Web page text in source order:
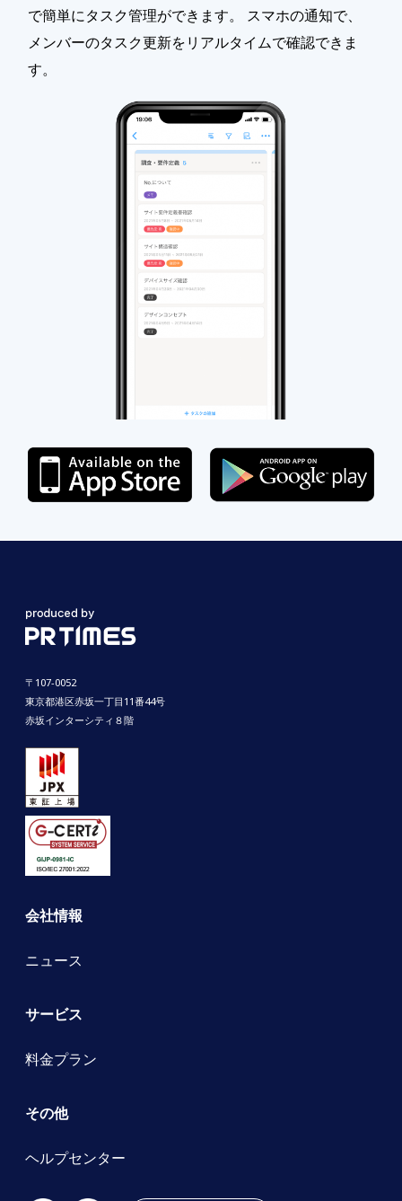
で簡単にタスク管理ができます。 スマホの通知で、
メンバーのタスク更新をリアルタイムで確認できま
す。
〒107-0052
東京都港区赤坂一丁目11番44号
赤坂インターシティ８階
会社情報
ニュース
サービス
料金プラン
その他
ヘルプセンター